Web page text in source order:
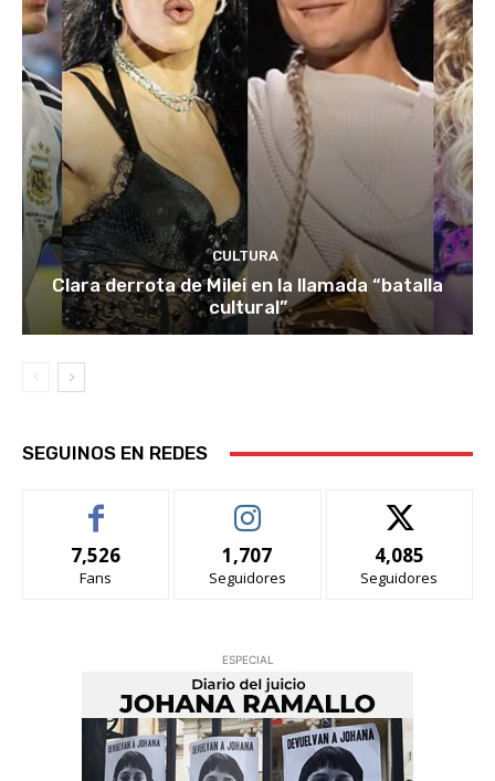
CULTURA
Clara derrota de Milei en la llamada “batalla
cultural”
SEGUINOS EN REDES
7,526
Fans
1,707
Seguidores
4,085
Seguidores
ESPECIAL